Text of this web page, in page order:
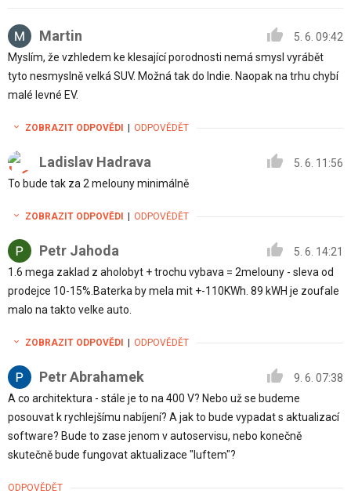
Martin
5. 6. 09:42
Myslím, že vzhledem ke klesající porodnosti nemá smysl vyrábět
tyto nesmyslně velká SUV. Možná tak do Indie. Naopak na trhu chybí
malé levné EV.
ZOBRAZIT ODPOVĚDI ODPOVĚDĚT
Ladislav Hadrava
5. 6. 11:56
To bude tak za 2 melouny minimálně
ZOBRAZIT ODPOVĚDI ODPOVĚDĚT
Petr Jahoda
5. 6. 14:21
1.6 mega zaklad z aholobyt + trochu vybava = 2melouny - sleva od
prodejce 10-15%.Baterka by mela mit +-110KWh. 89 kWH je zoufale
malo na takto velke auto.
ZOBRAZIT ODPOVĚDI ODPOVĚDĚT
Petr Abrahamek
9. 6. 07:38
A co architektura - stále je to na 400 V? Nebo už se budeme
posouvat k rychlejšímu nabíjení? A jak to bude vypadat s aktualizací
software? Bude to zase jenom v autoservisu, nebo konečně
skutečně bude fungovat aktualizace "luftem"?
ODPOVĚDĚT